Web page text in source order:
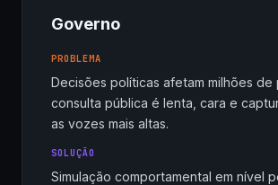
Governo
PROBLEMA
Decisões políticas afetam milhões de
consulta pública é lenta, cara e
as vozes mais altas.
SOLUÇÃO
Simulação comportamental em nível